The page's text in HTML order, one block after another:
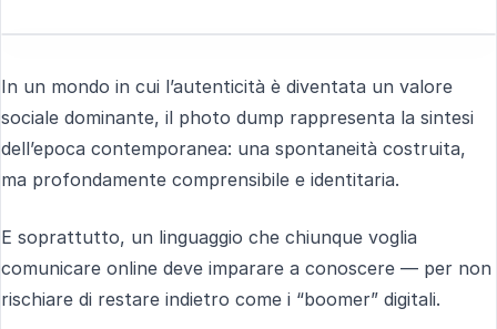
In un mondo in cui l’autenticità è diventata un valore
sociale dominante, il photo dump rappresenta la sintesi
dell’epoca contemporanea: una spontaneità costruita,
ma profondamente comprensibile e identitaria.
E soprattutto, un linguaggio che chiunque voglia
comunicare online deve imparare a conoscere — per non
rischiare di restare indietro come i “boomer” digitali.